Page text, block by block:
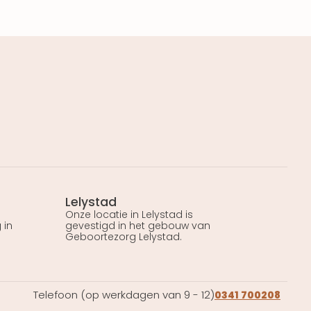
in
Lelystad
Onze locatie in Lelystad is
gevestigd in het gebouw van
Geboortezorg Lelystad.
Telefoon (op werkdagen van 9 - 12)0341 700208